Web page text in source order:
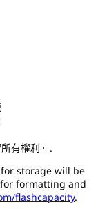
有權利。.
storage will be
formatting and
flashcapacity.